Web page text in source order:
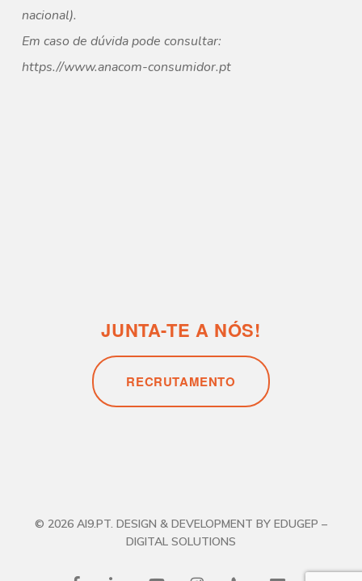
nacional).
Em caso de dúvida pode consultar:
https.//www.anacom-consumidor.pt
© 2026 AI9.PT. DESIGN & DEVELOPMENT BY EDUGEP –
DIGITAL SOLUTIONS